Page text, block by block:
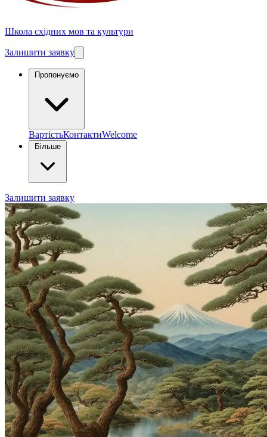
Школа східних мов та культури
Залишити заявку
ВартістьКонтактиWelcome
Залишити заявку